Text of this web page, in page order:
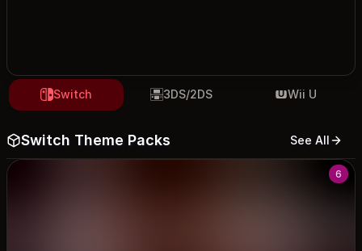
Switch 3DS/2DS Wii U
Switch Theme Packs See All
6